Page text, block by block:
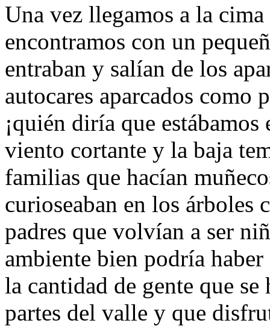
Una vez llegamos a la
encontramos con un
entraban y salían de los
autocares aparcados como
¡quién diría que
viento cortante y la baja
familias que hacían
curioseaban en los árboles
padres que volvían a ser
ambiente bien podría
la cantidad de gente que
partes del valle y que